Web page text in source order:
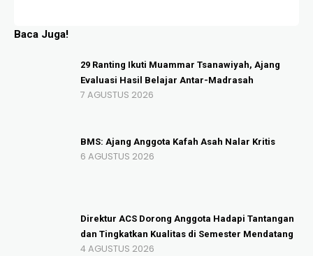
Baca Juga!
29 Ranting Ikuti Muammar Tsanawiyah, Ajang
Evaluasi Hasil Belajar Antar-Madrasah
7 AGUSTUS 2026
BMS: Ajang Anggota Kafah Asah Nalar Kritis
6 AGUSTUS 2026
Direktur ACS Dorong Anggota Hadapi Tantangan
dan Tingkatkan Kualitas di Semester Mendatang
4 AGUSTUS 2026